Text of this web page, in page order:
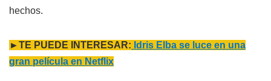
hechos.
►TE PUEDE INTERESAR: Idris Elba se luce en una
gran película en Netflix